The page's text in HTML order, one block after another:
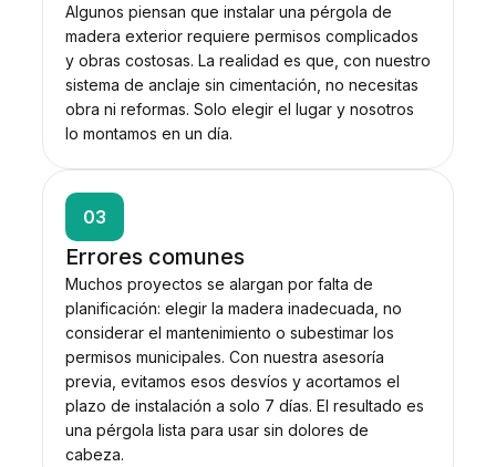
Algunos piensan que instalar una pérgola de
madera exterior requiere permisos complicados
y obras costosas. La realidad es que, con nuestro
sistema de anclaje sin cimentación, no necesitas
obra ni reformas. Solo elegir el lugar y nosotros
lo montamos en un día.
03
Errores comunes
Muchos proyectos se alargan por falta de
planificación: elegir la madera inadecuada, no
considerar el mantenimiento o subestimar los
permisos municipales. Con nuestra asesoría
previa, evitamos esos desvíos y acortamos el
plazo de instalación a solo 7 días. El resultado es
una pérgola lista para usar sin dolores de
cabeza.